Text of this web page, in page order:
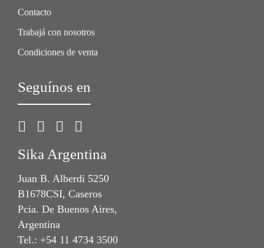
Contacto
Trabajá con nosotros
Condiciones de venta
Seguínos en
Sika Argentina
Juan B. Alberdi 5250
B1678CSI, Caseros
Pcia. De Buenos Aires,
Argentina
Tel.: +54 11 4734 3500